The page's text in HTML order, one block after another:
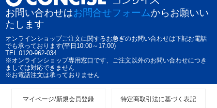
お問い合わせはお問合せフォームからお願いい
たします
オンラインショップご注文に関するお急ぎのお問い合わせは下記お電話
でも承っております(平日10:00～17:00)
TEL 0120-962-034
※オンラインショップ専用窓口です、ご注文以外のお問い合わせにつき
ましては対応できません
※お電話注文は承っておりません
マイページ/新規会員登録 特定商取引法に基づく表記